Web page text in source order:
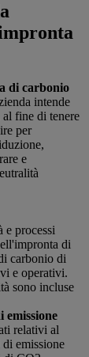
di carbonio
intende
fine di tenere
per
e
e processi
di
carbonio di
e operativi.
sono incluse
emissione
relativi al
emissione